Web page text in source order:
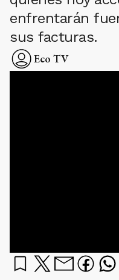
enfrentarán
sus facturas.
Eco TV